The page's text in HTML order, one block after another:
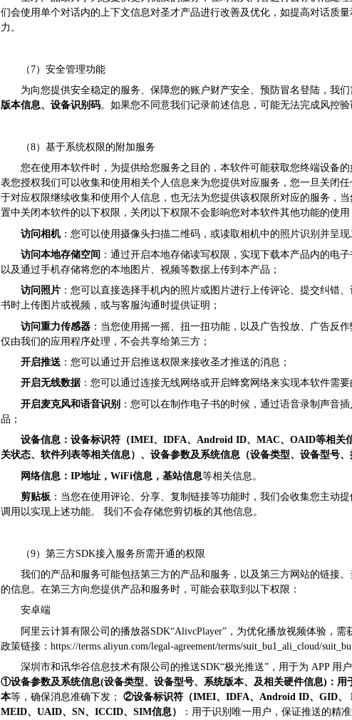
们会使用单个对话内的上下文信息对圣才产品进行改善及优化，如提高对话质
力。
（7）安全管理功能
为向您提供安全稳定的服务、保障您的账户财产安全、预防冒名登陆，我
版本信息、设备识别码。如果您不同意我们记录前述信息，可能无法完成风控验
（8）基于系统权限的附加服务
您在使用本软件时，为提供给您服务之目的，本软件可能获取您终端设备
表您授权我们可以收集和使用相关个人信息来为您提供对应服务，您一旦关闭
于对应权限继续收集和使用个人信息，也无法为您提供该权限所对应的服务，
置中关闭本软件的以下权限，关闭以下权限不会影响您对本软件其他功能的使用
访问相机：您可以使用摄像头扫描二维码，或读取相机中的照片识别并呈现
访问本地存储空间 ：通过开启本地存储读写权限，实现下载本产品内的电
以及通过手机存储将您的本地图片、视频等数据上传到本产品；
访问照片 ：您可以直接选择手机内的照片或图片进行上传评论、提交纠错
书时上传图片或视频，或与客服沟通时提供证明；
访问重力传感器 ：当您使用摇一摇、扭一扭功能，以及广告投放、广告反
仅由我们的应用程序处理，不会共享给第三方；
开启推送 ：您可以通过开启推送权限来接收圣才推送的消息；
开启无线数据：您可以通过连接无线网络或开启蜂窝网络来实现本软件需要
开启麦克风和语音识别 ：您可以在制作电子书的时候，通过语音录制声音
品；
设备信息：设备标识符（IMEI、IDFA、Android ID、MAC、OAID等相关
关状态、软件列表等相关信息）、设备参数及系统信息（设备类型、设备型号、
网络信息：IP地址，WiFi信息，基站信息等相关信息。
剪贴板 ：当您在使用评论、分享、复制链接等功能时，我们会收集您主动
调用以实现上述功能。 我们不会存储您剪切板的其他信息。
（9）第三方SDK接入服务所需开通的权限
我们的产品和服务可能包括第三方的产品和服务，以及第三方网站的链接
的信息。在第三方向您提供产品和服务时，可能会获取到以下权限：
安卓端
阿里云计算有限公司的播放器SDK“AlivcPlayer”，为优化播放视频体验，
政策链接：https://terms.aliyun.com/legal-agreement/terms/suit_bu1_ali_cloud/
深圳市和讯华谷信息技术有限公司的推送SDK“极光推送”，用于为 APP 用
①设备参数及系统信息(设备类型、设备型号、系统版本、及相关硬件信息)：用
本等，确保消息准确下发； ②设备标识符（IMEI、IDFA、Android ID、GID、
MEID、UAID、SN、ICCID、SIM信息）
：用于识别唯一用户，保证推送的精